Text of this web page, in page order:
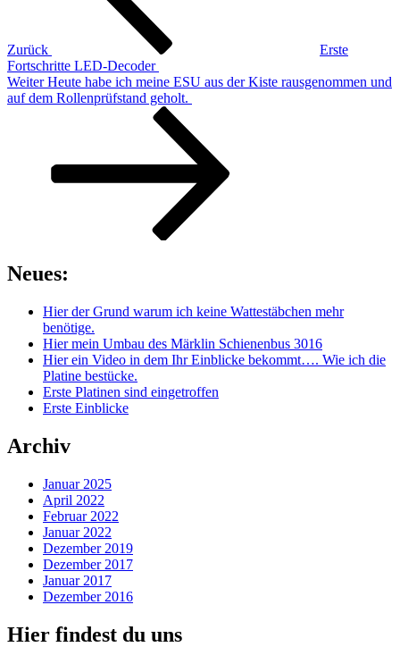
Zurück
Erste
Fortschritte LED-Decoder
Nächster
Beitrag
Weiter Heute habe ich meine ESU aus der Kiste rausgenommen und
auf dem Rollenprüfstand geholt.
Neues:
Hier der Grund warum ich keine Wattestäbchen mehr
benötige.
Hier mein Umbau des Märklin Schienenbus 3016
Hier ein Video in dem Ihr Einblicke bekommt…. Wie ich die
Platine bestücke.
Erste Platinen sind eingetroffen
Erste Einblicke
Archiv
Januar 2025
April 2022
Februar 2022
Januar 2022
Dezember 2019
Dezember 2017
Januar 2017
Dezember 2016
Hier findest du uns